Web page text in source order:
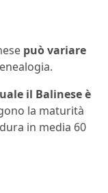
può variare
il Balinese è
la maturità
in media 60